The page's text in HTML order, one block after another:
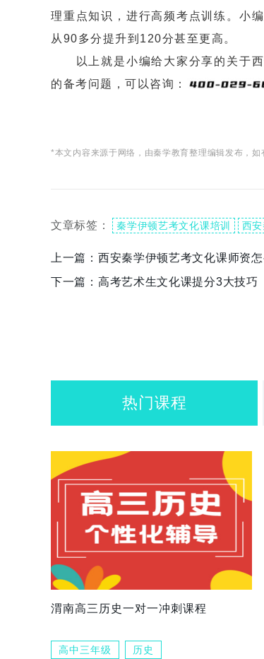
理重点知识，进行高频考点训练。小
从90多分提升到120分甚至更高。
以上就是小编给大家分享的关于西
的备考问题，可以咨询：
*本文内容来源于网络，由秦学教育整理编辑发布，如
文章标签： 秦学伊顿艺考文化课培训 西
上一篇： 西安秦学伊顿艺考文化课师资
下一篇： 高考艺术生文化课提分3大技巧
热门课程
渭南高三历史一对一冲刺课程
高中三年级 历史